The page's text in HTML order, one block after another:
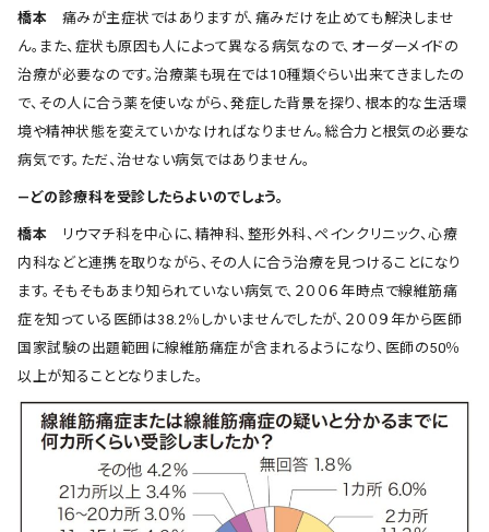
橋本 痛みが主症状ではありますが、痛みだけを止めても解決しませ
ん。また、症状も原因も人によって異なる病気なので、オーダーメイドの
治療が必要なのです。治療薬も現在では10種類ぐらい出来てきましたの
で、その人に合う薬を使いながら、発症した背景を探り、根本的な生活環
境や精神状態を変えていかなければなりません。総合力と根気の必要な
病気です。ただ、治せない病気ではありません。
―どの診療科を受診したらよいのでしょう。
橋本 リウマチ科を中心に、精神科、整形外科、ペインクリニック、心療
内科などと連携を取りながら、その人に合う治療を見つけることになり
ます。そもそもあまり知られていない病気で、２００６年時点で線維筋痛
症を知っている医師は38.2％しかいませんでしたが、２００９年から医師
国家試験の出題範囲に線維筋痛症が含まれるようになり、医師の50％
以上が知ることとなりました。